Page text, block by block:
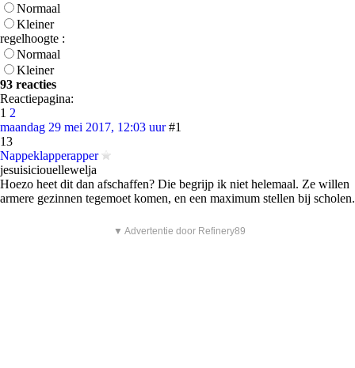
Normaal
Kleiner
regelhoogte :
Normaal
Kleiner
93 reacties
Reactiepagina:
1 2
maandag 29 mei 2017, 12:03 uur #1
13
Nappeklapperapper
jesuisiciouellewelja
Hoezo heet dit dan afschaffen? Die begrijp ik niet helemaal. Ze willen
armere gezinnen tegemoet komen, en een maximum stellen bij scholen.
▼ Advertentie door Refinery89